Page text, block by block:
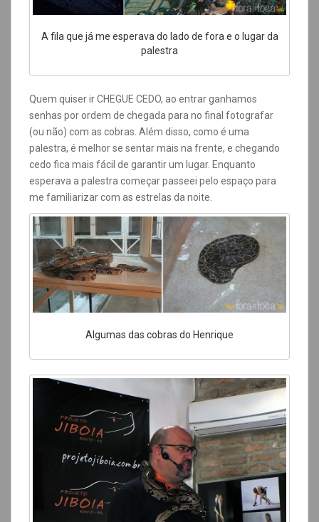
A fila que já me esperava do lado de fora e o lugar da
palestra
Quem quiser ir CHEGUE CEDO, ao entrar ganhamos
senhas por ordem de chegada para no final fotografar
(ou não) com as cobras. Além disso, como é uma
palestra, é melhor se sentar mais na frente, e chegando
cedo fica mais fácil de garantir um lugar. Enquanto
esperava a palestra começar passeei pelo espaço para
me familiarizar com as estrelas da noite.
Algumas das cobras do Henrique